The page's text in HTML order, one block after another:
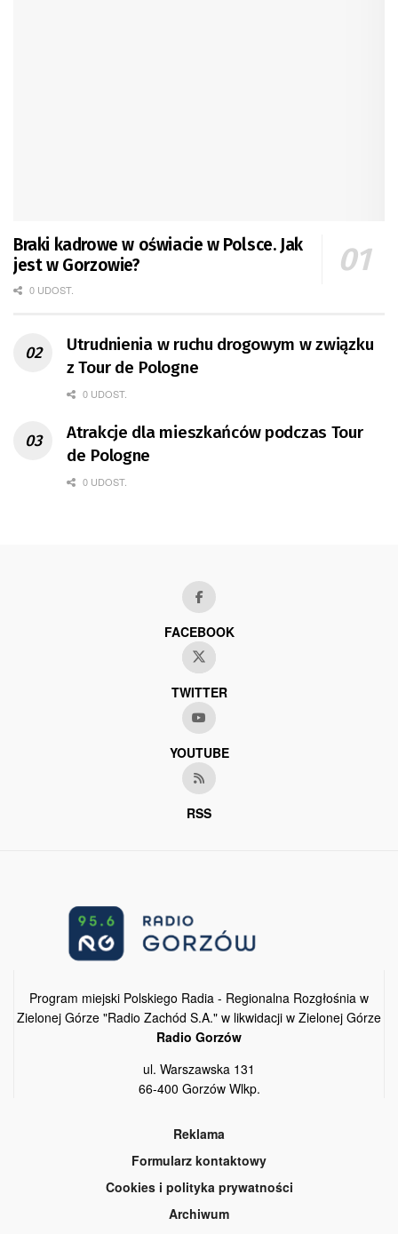
Braki kadrowe w oświacie w Polsce. Jak
jest w Gorzowie?
0 UDOST.
Utrudnienia w ruchu drogowym w związku
z Tour de Pologne
0 UDOST.
Atrakcje dla mieszkańców podczas Tour
de Pologne
0 UDOST.
FACEBOOK
TWITTER
YOUTUBE
RSS
Program miejski Polskiego Radia - Regionalna Rozgłośnia w
Zielonej Górze "Radio Zachód S.A." w likwidacji w Zielonej Górze
Radio Gorzów
ul. Warszawska 131
66-400 Gorzów Wlkp.
Reklama
Formularz kontaktowy
Cookies i polityka prywatności
Archiwum